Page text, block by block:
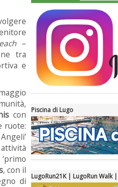
–
tra
e
con
ruote:
, con il
di
La
Piscina di Lugo
LugoRun21K | LugoRun Walk